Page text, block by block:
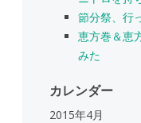
節分祭、行
恵方巻＆恵
みた
カレンダー
2015年4月